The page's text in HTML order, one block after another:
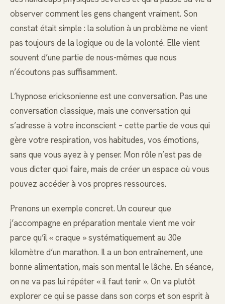
observer comment les gens changent vraiment. Son
constat était simple : la solution à un problème ne vient
pas toujours de la logique ou de la volonté. Elle vient
souvent d’une partie de nous-mêmes que nous
n’écoutons pas suffisamment.
L’hypnose ericksonienne est une conversation. Pas une
conversation classique, mais une conversation qui
s’adresse à votre inconscient – cette partie de vous qui
gère votre respiration, vos habitudes, vos émotions,
sans que vous ayez à y penser. Mon rôle n’est pas de
vous dicter quoi faire, mais de créer un espace où vous
pouvez accéder à vos propres ressources.
Prenons un exemple concret. Un coureur que
j’accompagne en préparation mentale vient me voir
parce qu’il « craque » systématiquement au 30e
kilomètre d’un marathon. Il a un bon entraînement, une
bonne alimentation, mais son mental le lâche. En séance,
on ne va pas lui répéter « il faut tenir ». On va plutôt
explorer ce qui se passe dans son corps et son esprit à